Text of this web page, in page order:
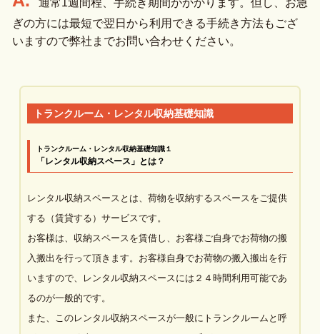
ぎの方には最短で翌日から利用できる手続き方法もござ
いますので弊社までお問い合わせください。
トランクルーム・レンタル収納基礎知識
トランクルーム・レンタル収納基礎知識１
「レンタル収納スペース」とは？
レンタル収納スペースとは、荷物を収納するスペースをご提供
する（賃貸する）サービスです。
お客様は、収納スペースを賃借し、お客様ご自身でお荷物の搬
入搬出を行って頂きます。お客様自身でお荷物の搬入搬出を行
いますので、レンタル収納スペースには２４時間利用可能であ
るのが一般的です。
また、このレンタル収納スペースが一般にトランクルームと呼